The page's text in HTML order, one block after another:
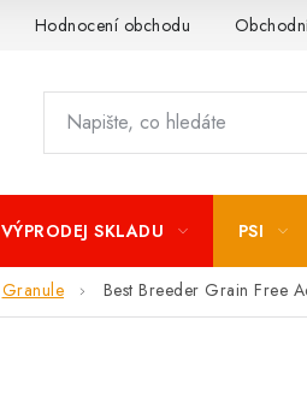
Hodnocení obchodu
VÝPRODEJ SKLADU PSI
Granule Best Breeder Grain Free